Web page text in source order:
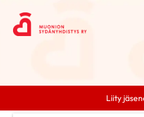
Liity